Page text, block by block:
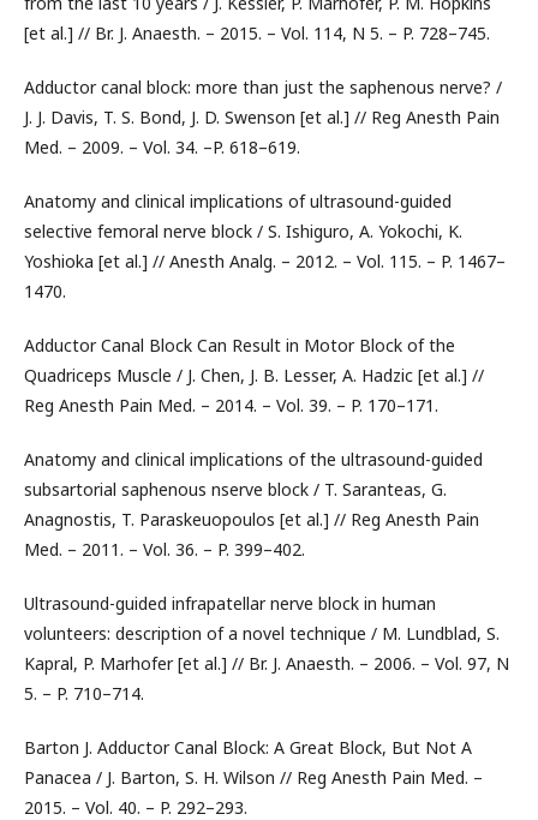
[et al.] // Br. J. Anaesth. – 2015. – Vol. 114, N 5. – P. 728–745.
Adductor canal block: more than just the saphenous nerve? /
J. J. Davis, T. S. Bond, J. D. Swenson [et al.] // Reg Anesth Pain
Med. – 2009. – Vol. 34. –P. 618–619.
Anatomy and clinical implications of ultrasound-guided
selective femoral nerve block / S. Ishiguro, A. Yokochi, K.
Yoshioka [et al.] // Anesth Analg. – 2012. – Vol. 115. – P. 1467–
1470.
Adductor Canal Block Can Result in Motor Block of the
Quadriceps Muscle / J. Chen, J. B. Lesser, A. Hadzic [et al.] //
Reg Anesth Pain Med. – 2014. – Vol. 39. – P. 170–171.
Anatomy and clinical implications of the ultrasound-guided
subsartorial saphenous nserve block / T. Saranteas, G.
Anagnostis, T. Paraskeuopoulos [et al.] // Reg Anesth Pain
Med. – 2011. – Vol. 36. – P. 399–402.
Ultrasound-guided infrapatellar nerve block in human
volunteers: description of a novel technique / M. Lundblad, S.
Kapral, P. Marhofer [et al.] // Br. J. Anaesth. – 2006. – Vol. 97, N
5. – P. 710–714.
Barton J. Adductor Canal Block: A Great Block, But Not A
Panacea / J. Barton, S. H. Wilson // Reg Anesth Pain Med. –
2015. – Vol. 40. – P. 292–293.